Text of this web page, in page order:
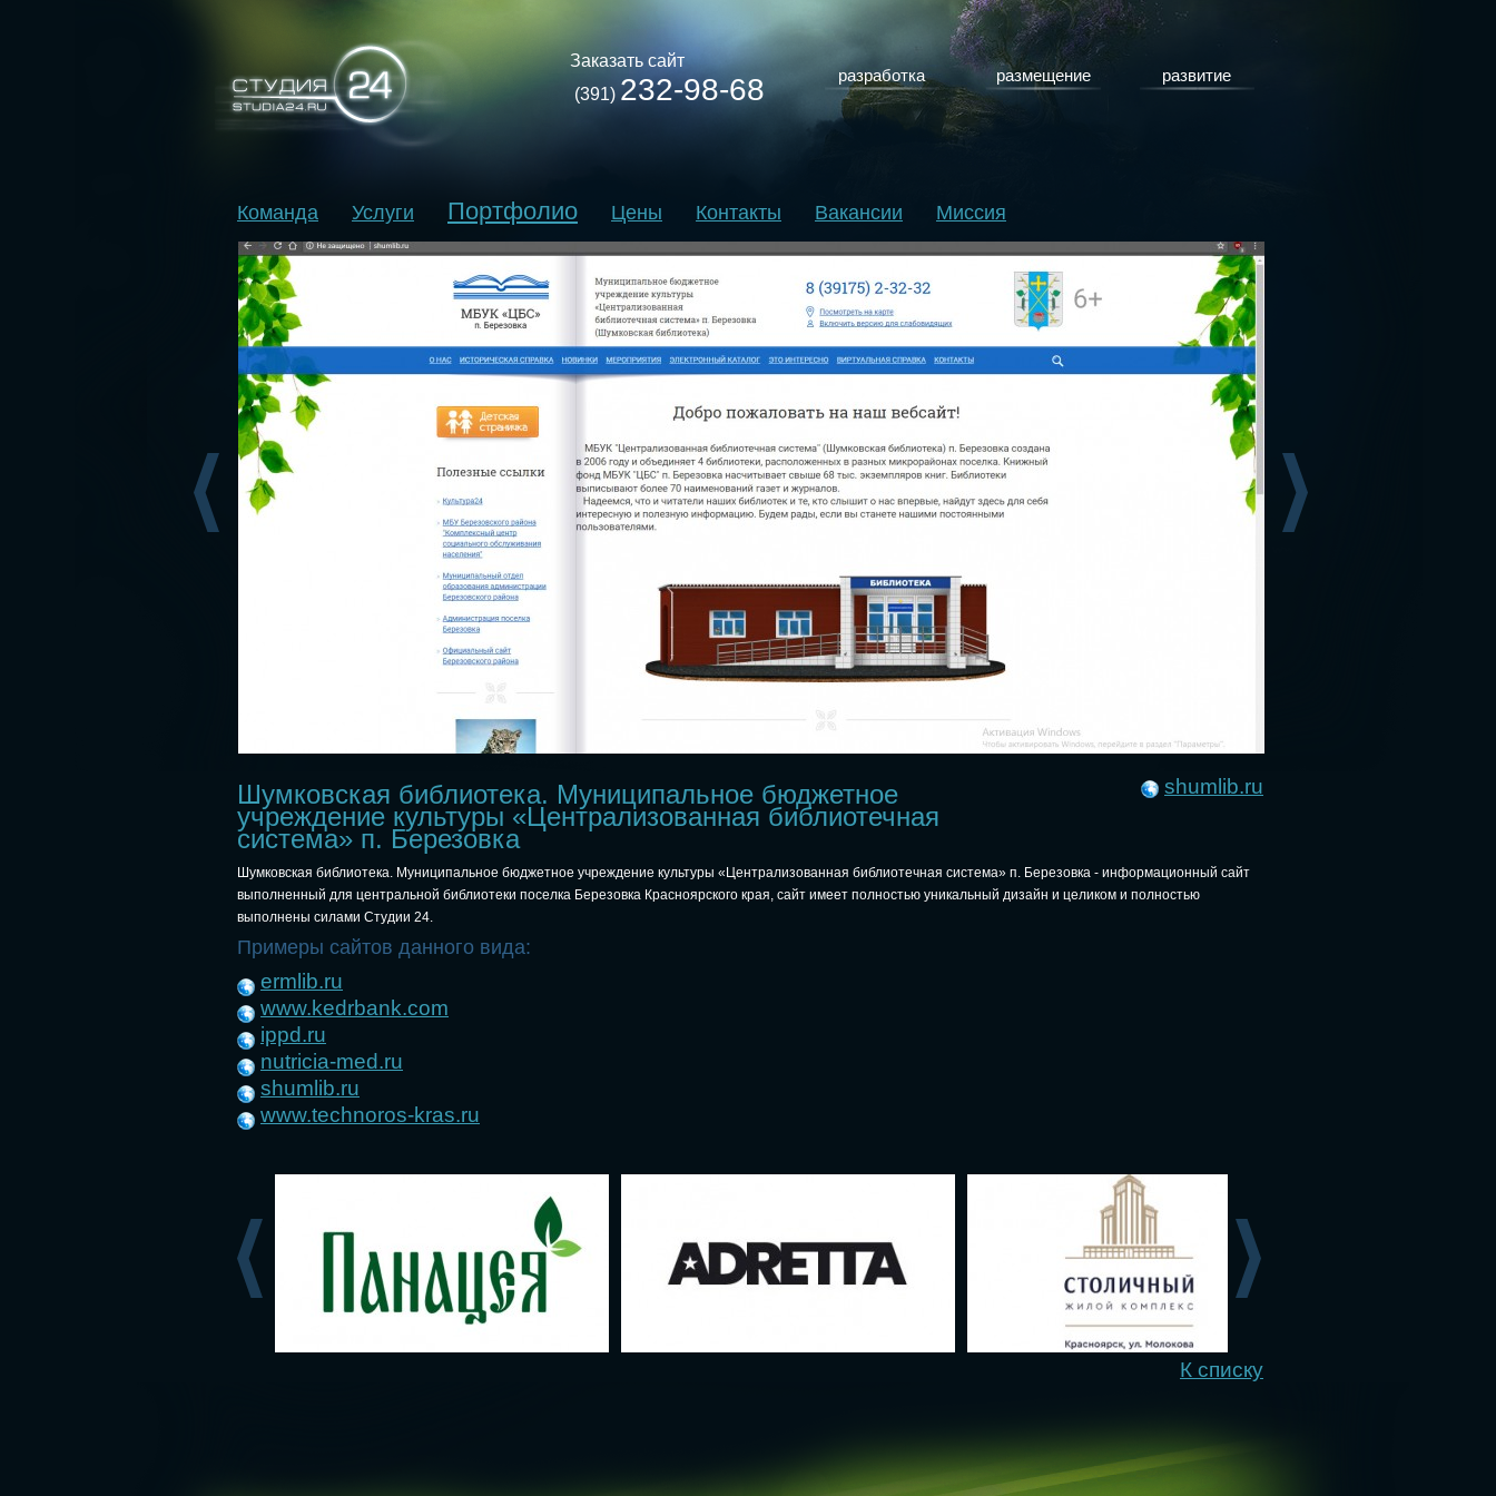
Заказать сайт
(391) 232-98-68 разработка размещение развитие
Команда Услуги Портфолио Цены Контакты Вакансии Миссия
Шумковская библиотека. Муниципальное бюджетное
учреждение культуры «Централизованная библиотечная
система» п. Березовка
shumlib.ru
Шумковская библиотека. Муниципальное бюджетное учреждение культуры «Централизованная библиотечная система» п. Березовка - информационный сайт
выполненный для центральной библиотеки поселка Березовка Красноярского края, сайт имеет полностью уникальный дизайн и целиком и полностью
выполнены силами Студии 24.
Примеры сайтов данного вида:
ermlib.ru
www.kedrbank.com
ippd.ru
nutricia-med.ru
shumlib.ru
www.technoros-kras.ru
К списку